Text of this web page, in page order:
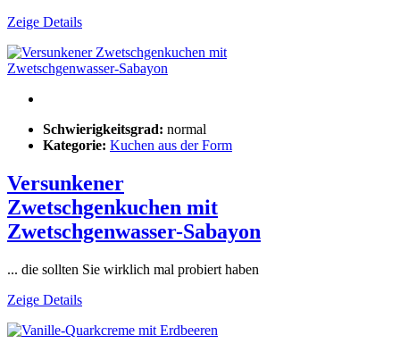
Zeige Details
Schwierigkeitsgrad: normal
Kategorie: Kuchen aus der Form
Versunkener
Zwetschgenkuchen mit
Zwetschgenwasser-Sabayon
... die sollten Sie wirklich mal probiert haben
Zeige Details